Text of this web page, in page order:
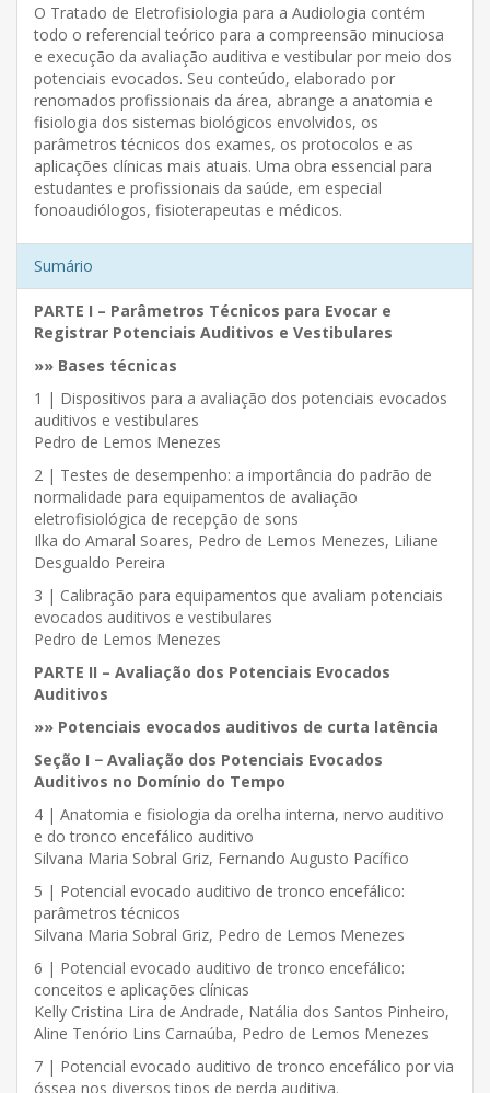
O Tratado de Eletrofisiologia para a Audiologia contém
todo o referencial teórico para a compreensão minuciosa
e execução da avaliação auditiva e vestibular por meio dos
potenciais evocados. Seu conteúdo, elaborado por
renomados profissionais da área, abrange a anatomia e
fisiologia dos sistemas biológicos envolvidos, os
parâmetros técnicos dos exames, os protocolos e as
aplicações clínicas mais atuais. Uma obra essencial para
estudantes e profissionais da saúde, em especial
fonoaudiólogos, fisioterapeutas e médicos.
Sumário
PARTE I – Parâmetros Técnicos para Evocar e
Registrar Potenciais Auditivos e Vestibulares
»» Bases técnicas
1 | Dispositivos para a avaliação dos potenciais evocados
auditivos e vestibulares
Pedro de Lemos Menezes
2 | Testes de desempenho: a importância do padrão de
normalidade para equipamentos de avaliação
eletrofisiológica de recepção de sons
Ilka do Amaral Soares, Pedro de Lemos Menezes, Liliane
Desgualdo Pereira
3 | Calibração para equipamentos que avaliam potenciais
evocados auditivos e vestibulares
Pedro de Lemos Menezes
PARTE II – Avaliação dos Potenciais Evocados
Auditivos
»» Potenciais evocados auditivos de curta latência
Seção I − Avaliação dos Potenciais Evocados
Auditivos no Domínio do Tempo
4 | Anatomia e fisiologia da orelha interna, nervo auditivo
e do tronco encefálico auditivo
Silvana Maria Sobral Griz, Fernando Augusto Pacífico
5 | Potencial evocado auditivo de tronco encefálico:
parâmetros técnicos
Silvana Maria Sobral Griz, Pedro de Lemos Menezes
6 | Potencial evocado auditivo de tronco encefálico:
conceitos e aplicações clínicas
Kelly Cristina Lira de Andrade, Natália dos Santos Pinheiro,
Aline Tenório Lins Carnaúba, Pedro de Lemos Menezes
7 | Potencial evocado auditivo de tronco encefálico por via
óssea nos diversos tipos de perda auditiva.